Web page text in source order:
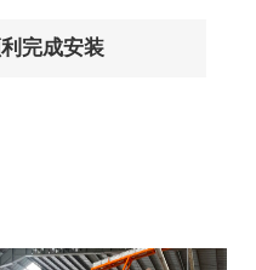
完成安装